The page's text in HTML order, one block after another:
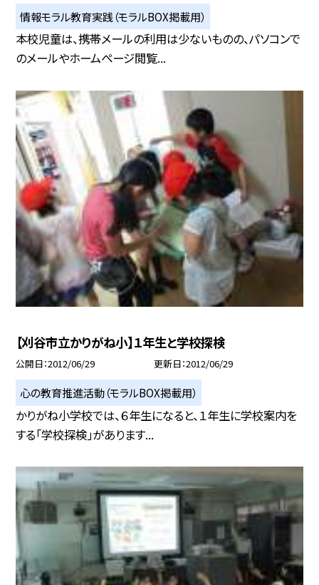
情報モラル教育実践（モラルBOX掲載用）
本校児童は、携帯メールの利用は少ないものの、パソコンで
のメールやホームぺージ閲覧...
【刈谷市立かりがね小】１年生と学校探検
公開日 2012/06/29 更新日 2012/06/29
心の教育推進活動（モラルBOX掲載用）
かりがね小学校では、６年生になると、１年生に学校案内を
する「学校探検」があります...